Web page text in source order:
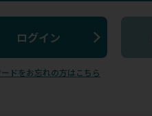
ドをお忘れの方はこちら